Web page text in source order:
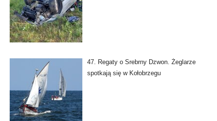
47. Regaty o Srebrny Dzwon. Żeglarze
spotkają się w Kołobrzegu